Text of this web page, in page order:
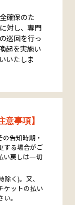
確保のた
対し、専門
巡回を行っ
起を実施い
いたしま
意事項】
告知時期・
する場合がご
い戻しは一切
く)。又、
ケットの払い
。